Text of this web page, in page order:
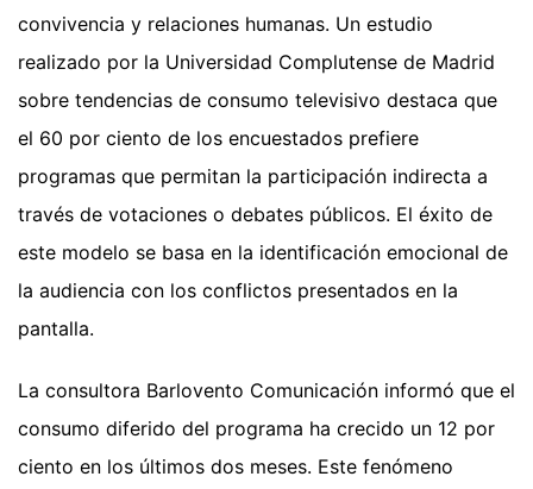
convivencia y relaciones humanas. Un estudio
realizado por la Universidad Complutense de Madrid
sobre tendencias de consumo televisivo destaca que
el 60 por ciento de los encuestados prefiere
programas que permitan la participación indirecta a
través de votaciones o debates públicos. El éxito de
este modelo se basa en la identificación emocional de
la audiencia con los conflictos presentados en la
pantalla.
La consultora Barlovento Comunicación informó que el
consumo diferido del programa ha crecido un 12 por
ciento en los últimos dos meses. Este fenómeno